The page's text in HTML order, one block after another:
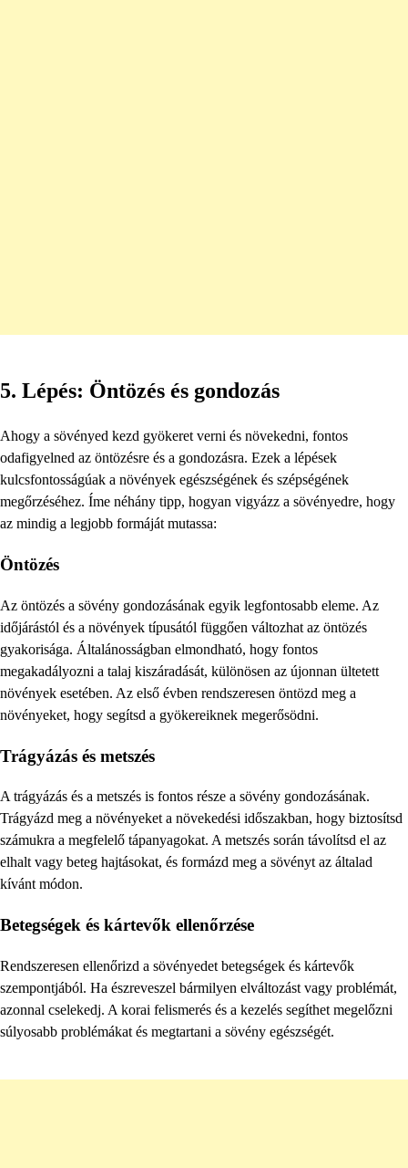
5. Lépés: Öntözés és gondozás
Ahogy a sövényed kezd gyökeret verni és növekedni, fontos
odafigyelned az öntözésre és a gondozásra. Ezek a lépések
kulcsfontosságúak a növények egészségének és szépségének
megőrzéséhez. Íme néhány tipp, hogyan vigyázz a sövényedre, hogy
az mindig a legjobb formáját mutassa:
Öntözés
Az öntözés a sövény gondozásának egyik legfontosabb eleme. Az
időjárástól és a növények típusától függően változhat az öntözés
gyakorisága. Általánosságban elmondható, hogy fontos
megakadályozni a talaj kiszáradását, különösen az újonnan ültetett
növények esetében. Az első évben rendszeresen öntözd meg a
növényeket, hogy segítsd a gyökereiknek megerősödni.
Trágyázás és metszés
A trágyázás és a metszés is fontos része a sövény gondozásának.
Trágyázd meg a növényeket a növekedési időszakban, hogy biztosítsd
számukra a megfelelő tápanyagokat. A metszés során távolítsd el az
elhalt vagy beteg hajtásokat, és formázd meg a sövényt az általad
kívánt módon.
Betegségek és kártevők ellenőrzése
Rendszeresen ellenőrizd a sövényedet betegségek és kártevők
szempontjából. Ha észreveszel bármilyen elváltozást vagy problémát,
azonnal cselekedj. A korai felismerés és a kezelés segíthet megelőzni
súlyosabb problémákat és megtartani a sövény egészségét.